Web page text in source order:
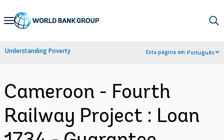
Skip
Navigation
Understanding Poverty Esta página em:Português
Cameroon - Fourth
Railway Project : Loan